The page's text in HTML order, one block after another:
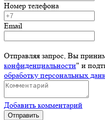
Номер телефона
Email
Отправляя запрос, Вы
конфиденциальности" и
обработку персональных
Добавить комментарий
Отправить